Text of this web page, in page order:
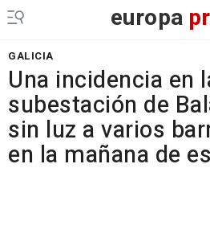
europa
GALICIA
Una incidencia en
subestación de
sin luz a varios
en la mañana de